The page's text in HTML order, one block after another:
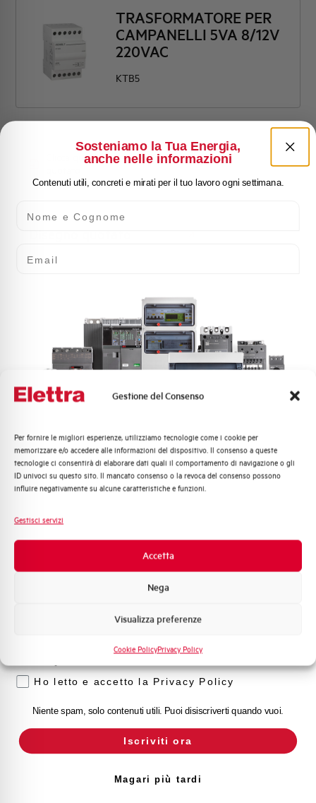
Gestione del Consenso
Per fornire le migliori esperienze, utilizziamo tecnologie come i cookie per
memorizzare e/o accedere alle informazioni del dispositivo. Il consenso a queste
tecnologie ci consentirà di elaborare dati quali il comportamento di navigazione o gli
ID univoci su questo sito. Il mancato consenso o la revoca del consenso possono
influire negativamente su alcune caratteristiche e funzioni.
Gestisci servizi
Accetta
Nega
Visualizza preferenze
Cookie PolicyPrivacy Policy
TRASFORMATORE PER
CAMPANELLI 5VA 8/12V
220VAC
KTB5
Clicca qui per scaricare: Disegno
TRASFORMATORE PER
12/24V 220VAC
quotato
Sosteniamo la Tua Energia,
anche nelle informazioni
Contenuti utili, concreti e mirati per il tuo lavoro ogni settimana.
Quali argomenti ti interessano di più?
Distribuzione di Energia
Automazione Industriale
Sistema Quadri
Promozioni e offerte
Formazione tecnica
Voglio ricevere aggiornamenti, novità di
Ho letto e accetto la Privacy Policy
Niente spam, solo contenuti utili. Puoi disiscriverti quando vuoi.
Iscriviti ora
Magari più tardi